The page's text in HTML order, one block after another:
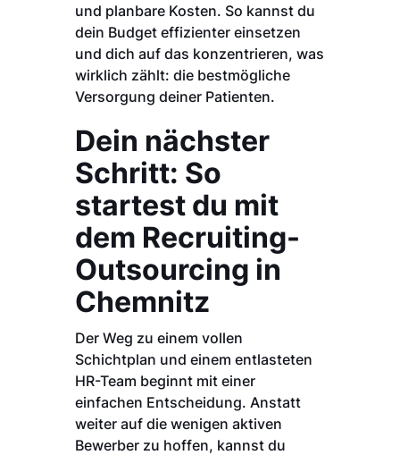
und planbare Kosten. So kannst du
dein Budget effizienter einsetzen
und dich auf das konzentrieren, was
wirklich zählt: die bestmögliche
Versorgung deiner Patienten.
Dein nächster
Schritt: So
startest du mit
dem Recruiting-
Outsourcing in
Chemnitz
Der Weg zu einem vollen
Schichtplan und einem entlasteten
HR-Team beginnt mit einer
einfachen Entscheidung. Anstatt
weiter auf die wenigen aktiven
Bewerber zu hoffen, kannst du